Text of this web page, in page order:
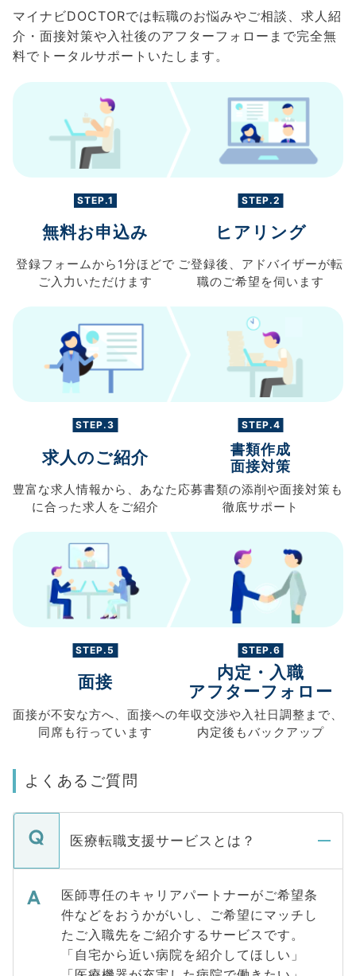
マイナビDOCTORでは転職のお悩みやご相談、求人紹
介・面接対策や入社後のアフターフォローまで完全無
料でトータルサポートいたします。
STEP.1
無料お申込み
登録フォームから 1分ほどで
ご入力 いただけます
STEP.2
ヒアリング
ご登録後、 アドバイザーが転
職のご希望を伺います
STEP.3
求人のご紹介
豊富な求人情報から、 あなた
に合った求人を ご紹介
STEP.4
書類作成
面接対策
応募書類の添削や面接対策も
徹底サポート
STEP.5
面接
面接が不安な方へ、 面接への
同席も行っています
STEP.6
内定・入職
アフターフォロー
年収交渉や 入社日調整まで、
内定後もバックアップ
よくあるご質問
医療転職支援サービスとは？
医師専任のキャリアパートナーがご希望条
件などをおうかがいし、ご希望にマッチし
たご入職先をご紹介するサービスです。
「自宅から近い病院を紹介してほしい」